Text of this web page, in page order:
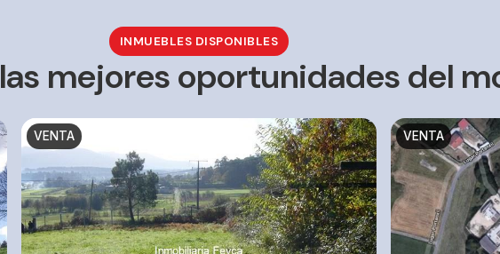
INMUEBLES DISPONIBLES
mejores oportunidades del
VENTA VENTA